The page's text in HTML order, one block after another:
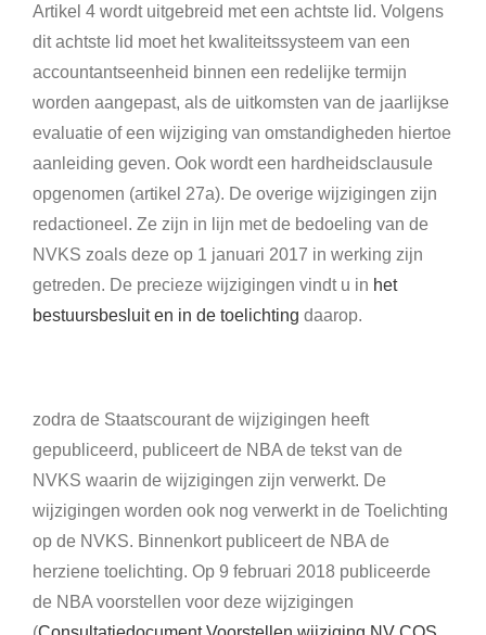
Artikel 4 wordt uitgebreid met een achtste lid. Volgens
dit achtste lid moet het kwaliteitssysteem van een
accountantseenheid binnen een redelijke termijn
worden aangepast, als de uitkomsten van de jaarlijkse
evaluatie of een wijziging van omstandigheden hiertoe
aanleiding geven. Ook wordt een hardheidsclausule
opgenomen (artikel 27a). De overige wijzigingen zijn
redactioneel. Ze zijn in lijn met de bedoeling van de
NVKS zoals deze op 1 januari 2017 in werking zijn
getreden. De precieze wijzigingen vindt u in het
bestuursbesluit en in de toelichting daarop.
zodra de Staatscourant de wijzigingen heeft
gepubliceerd, publiceert de NBA de tekst van de
NVKS waarin de wijzigingen zijn verwerkt. De
wijzigingen worden ook nog verwerkt in de Toelichting
op de NVKS. Binnenkort publiceert de NBA de
herziene toelichting. Op 9 februari 2018 publiceerde
de NBA voorstellen voor deze wijzigingen